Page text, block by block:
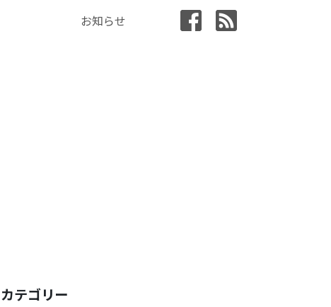
お知らせ
カテゴリー